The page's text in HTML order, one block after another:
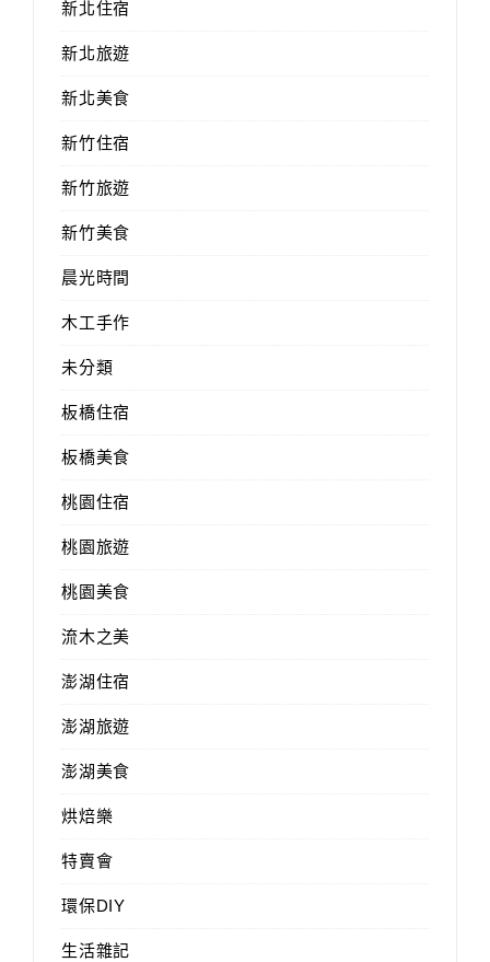
新北住宿
新北旅遊
新北美食
新竹住宿
新竹旅遊
新竹美食
晨光時間
木工手作
未分類
板橋住宿
板橋美食
桃園住宿
桃園旅遊
桃園美食
流木之美
澎湖住宿
澎湖旅遊
澎湖美食
烘焙樂
特賣會
環保DIY
生活雜記